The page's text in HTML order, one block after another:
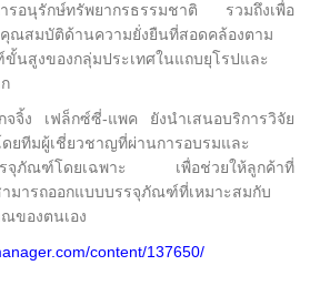
รอนุรักษ์ทรัพยากรธรรมชาติ รวมถึงเพื่อ
ณสมบัติด้านความยั่งยืนที่สอดคล้องตาม
สูงของกลุ่มประเทศในแถบยุโรปและ
จจิ้ง เฟล็กซ์ซี่-แพค ยังนำเสนอบริการวิจัย
ยทีมผู้เชี่ยวชาญที่ผ่านการอบรมและ
รจุภัณฑ์โดยเฉพาะ เพื่อช่วยให้ลูกค้าที่
ามารถออกแบบบรรจุภัณฑ์ที่เหมาะสมกับ
ของตนเอง
content/137650/